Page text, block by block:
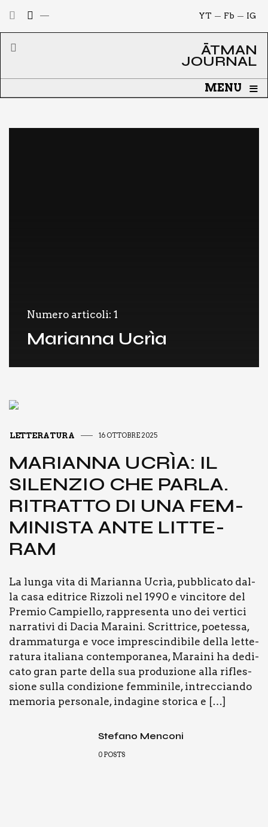
IG
Fb
YT
ĀTMAN
JOURNAL
MENU ≡
Numero articoli: 1
Marianna Ucrìa
LETTERATURA 16 OTTOBRE 2025
MARIAN­NA UCRÌA: IL
SILEN­ZIO CHE PAR­LA.
RITRAT­TO DI UNA FEM­
MI­NI­STA ANTE LIT­TE­
RAM
La lun­ga vita di Marian­na Ucrìa, pub­bli­ca­to dal­
la casa edi­tri­ce Riz­zo­li nel 1990 e vin­ci­to­re del
Pre­mio Cam­piel­lo, rap­pre­sen­ta uno dei ver­ti­ci
nar­ra­ti­vi di Dacia Marai­ni. Scrit­tri­ce, poe­tes­sa,
dram­ma­tur­ga e voce impre­scin­di­bi­le del­la let­te­
ra­tu­ra ita­lia­na con­tem­po­ra­nea, Marai­ni ha dedi­
ca­to gran par­te del­la sua pro­du­zio­ne alla rifles­
sio­ne sul­la con­di­zio­ne fem­mi­ni­le, intrec­cian­do
memo­ria per­so­na­le, inda­gi­ne sto­ri­ca e […]
Stefano Menconi
0 POSTS